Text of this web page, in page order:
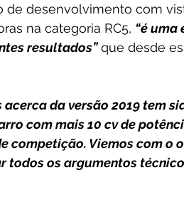
de desenvolvimento com
na categoria RC5, “é uma
resultados” que desde
da versão 2019 tem
com mais 10 cv de
competição. Viemos com o
todos os argumentos